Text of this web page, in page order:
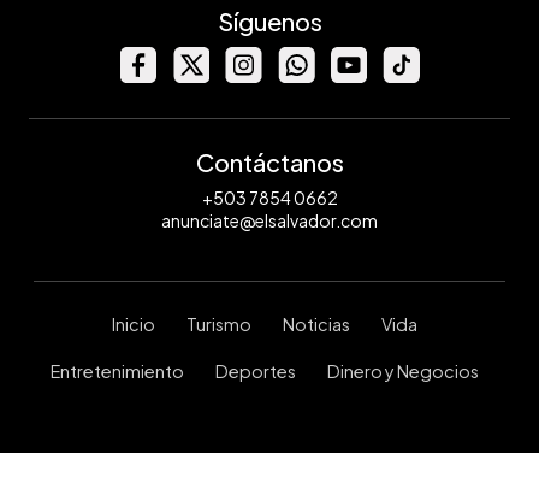
Síguenos
Contáctanos
+503 7854 0662
anunciate@elsalvador.com
Inicio Turismo Noticias Vida
Entretenimiento Deportes Dinero y Negocios